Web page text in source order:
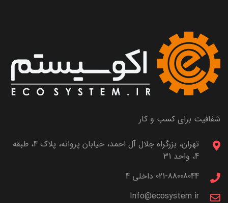
شفافیت برای کسب و کار
تهران، بزرگراه جلال آل احمد، خیابان پروانه، پلاک 4، طبقه
4، واحد 31
021-88008044 داخلی 4
Info@ecosystem.ir